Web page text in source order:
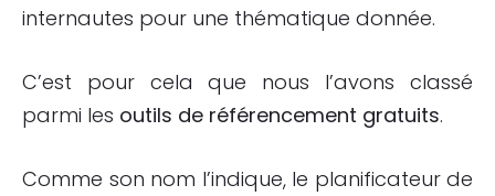
internautes pour une thématique donnée.
C’est pour cela que nous l’avons classé
parmi les outils de référencement gratuits.
Comme son nom l’indique, le planificateur de